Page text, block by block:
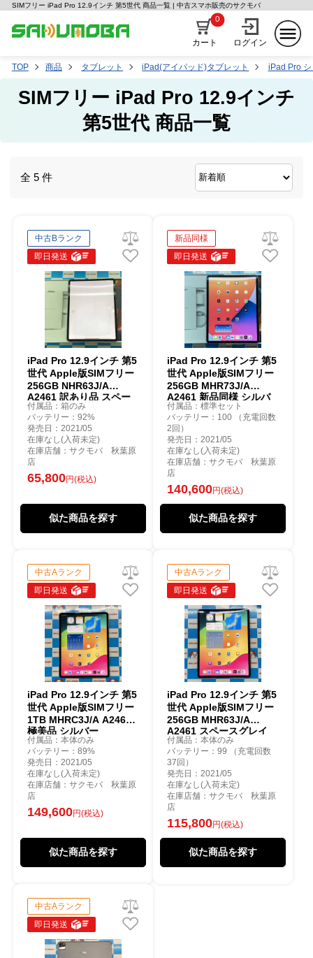
SIMフリー iPad Pro 12.9インチ 第5世代 商品一覧 | 中古スマホ販売のサクモバ
カート
0
ログイン
TOP 商品 タブレット iPad(アイパッド)タブレット iPad Pro
SIMフリー iPad Pro 12.9インチ
第5世代 商品一覧
全 5 件
中古Bランク
即日発送
iPad Pro 12.9インチ 第5
世代 Apple版SIMフリー
256GB NHR63J/A
A2461 訳あり品 スペー
スグレイ
付属品：箱のみ
バッテリー：92%
発売日：2021/05
在庫なし(入荷未定)
在庫店舗：サクモバ 秋葉原
店
65,800円(税込)
似た商品を探す
新品同様
即日発送
iPad Pro 12.9インチ 第5
世代 Apple版SIMフリー
256GB MHR73J/A
A2461 新品同様 シルバ
ー
付属品：標準セット
バッテリー：100 （充電回数
2回）
発売日：2021/05
在庫なし(入荷未定)
在庫店舗：サクモバ 秋葉原
店
140,600円(税込)
似た商品を探す
中古Aランク
即日発送
iPad Pro 12.9インチ 第5
世代 Apple版SIMフリー
1TB MHRC3J/A A2461
極美品 シルバー
付属品：本体のみ
バッテリー：89%
発売日：2021/05
在庫なし(入荷未定)
在庫店舗：サクモバ 秋葉原
店
149,600円(税込)
似た商品を探す
中古Aランク
即日発送
iPad Pro 12.9インチ 第5
世代 Apple版SIMフリー
256GB MHR63J/A
A2461 スペースグレイ
付属品：本体のみ
バッテリー：99 （充電回数
37回）
発売日：2021/05
在庫なし(入荷未定)
在庫店舗：サクモバ 秋葉原
店
115,800円(税込)
似た商品を探す
中古Aランク
即日発送